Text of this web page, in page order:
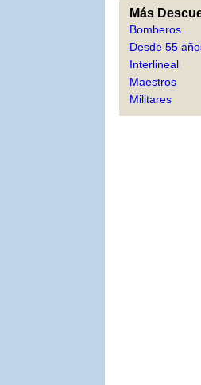
Más
Bomberos
Desde 55
Interlineal
Maestros
Militares